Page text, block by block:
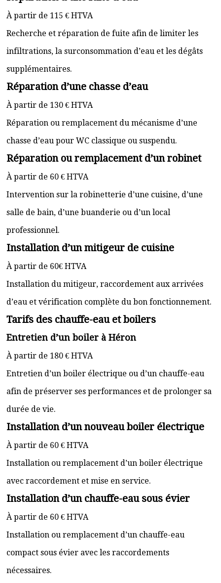
À partir de 115 € HTVA
Recherche et réparation de fuite afin de limiter les
infiltrations, la surconsommation d’eau et les dégâts
supplémentaires.
Réparation d’une chasse d’eau
À partir de 130 € HTVA
Réparation ou remplacement du mécanisme d’une
chasse d’eau pour WC classique ou suspendu.
Réparation ou remplacement d’un robinet
À partir de 60 € HTVA
Intervention sur la robinetterie d’une cuisine, d’une
salle de bain, d’une buanderie ou d’un local
professionnel.
Installation d’un mitigeur de cuisine
À partir de 60€ HTVA
Installation du mitigeur, raccordement aux arrivées
d’eau et vérification complète du bon fonctionnement.
Tarifs des chauffe-eau et boilers
Entretien d’un boiler à Héron
À partir de 180 € HTVA
Entretien d’un boiler électrique ou d’un chauffe-eau
afin de préserver ses performances et de prolonger sa
durée de vie.
Installation d’un nouveau boiler électrique
À partir de 60 € HTVA
Installation ou remplacement d’un boiler électrique
avec raccordement et mise en service.
Installation d’un chauffe-eau sous évier
À partir de 60 € HTVA
Installation ou remplacement d’un chauffe-eau
compact sous évier avec les raccordements
nécessaires.